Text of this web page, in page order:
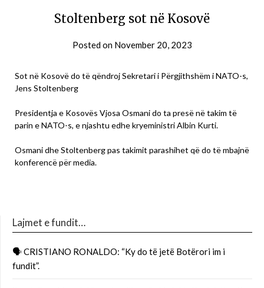
Stoltenberg sot në Kosovë
Posted on November 20, 2023
Sot në Kosovë do të qëndroj Sekretari i Përgjithshëm i NATO-s,
Jens Stoltenberg
Presidentja e Kosovës Vjosa Osmani do ta presë në takim të
parin e NATO-s, e njashtu edhe kryeministri Albin Kurti.
Osmani dhe Stoltenberg pas takimit parashihet që do të mbajnë
konferencë për media.
Lajmet e fundit…
🗣 CRISTIANO RONALDO: “Ky do të jetë Botërori im i
fundit”.